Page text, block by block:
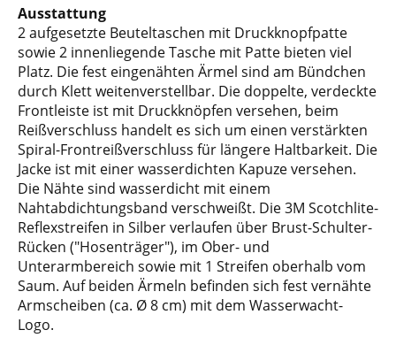
Ausstattung
2 aufgesetzte Beuteltaschen mit Druckknopfpatte
sowie 2 innenliegende Tasche mit Patte bieten viel
Platz. Die fest eingenähten Ärmel sind am Bündchen
durch Klett weitenverstellbar. Die doppelte, verdeckte
Frontleiste ist mit Druckknöpfen versehen, beim
Reißverschluss handelt es sich um einen verstärkten
Spiral-Frontreißverschluss für längere Haltbarkeit. Die
Jacke ist mit einer wasserdichten Kapuze versehen.
Die Nähte sind wasserdicht mit einem
Nahtabdichtungsband verschweißt. Die 3M Scotchlite-
Reflexstreifen in Silber verlaufen über Brust-Schulter-
Rücken ("Hosenträger"), im Ober- und
Unterarmbereich sowie mit 1 Streifen oberhalb vom
Saum. Auf beiden Ärmeln befinden sich fest vernähte
Armscheiben (ca. Ø 8 cm) mit dem Wasserwacht-
Logo.